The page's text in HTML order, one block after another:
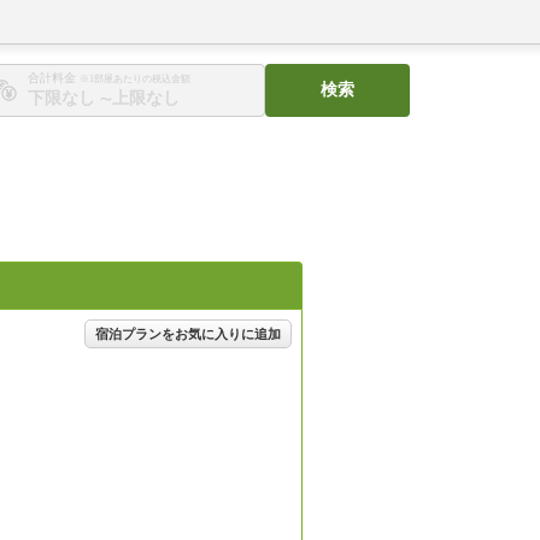
合計料金 ※1部屋あたりの税込金額
〜
検索
宿泊プランをお気に入りに追加